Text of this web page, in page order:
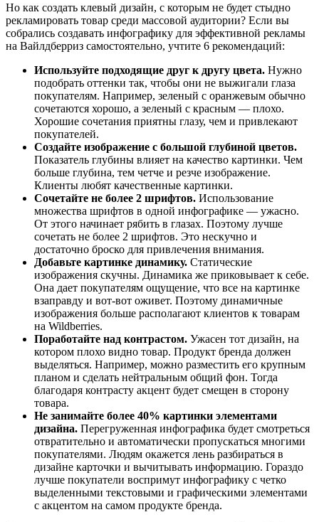
Но как создать клевый дизайн, с которым не будет стыдно
рекламировать товар среди массовой аудитории? Если вы
собрались создавать инфографику для эффективной рекламы
на Вайлдберриз самостоятельно, учтите 6 рекомендаций:
Используйте подходящие друг к другу цвета. Нужно
подобрать оттенки так, чтобы они не выжигали глаза
покупателям. Например, зеленый с оранжевым обычно
сочетаются хорошо, а зеленый с красным — плохо.
Хорошие сочетания приятны глазу, чем и привлекают
покупателей.
Создайте изображение с большой глубиной цветов.
Показатель глубины влияет на качество картинки. Чем
больше глубина, тем четче и резче изображение.
Клиенты любят качественные картинки.
Сочетайте не более 2 шрифтов. Использование
множества шрифтов в одной инфографике — ужасно.
От этого начинает рябить в глазах. Поэтому лучше
сочетать не более 2 шрифтов. Это нескучно и
достаточно броско для привлечения внимания.
Добавьте картинке динамику. Статические
изображения скучны. Динамика же приковывает к себе.
Она дает покупателям ощущение, что все на картинке
взаправду и вот-вот оживет. Поэтому динамичные
изображения больше располагают клиентов к товарам
на Wildberries.
Поработайте над контрастом. Ужасен тот дизайн, на
котором плохо видно товар. Продукт бренда должен
выделяться. Например, можно разместить его крупным
планом и сделать нейтральным общий фон. Тогда
благодаря контрасту акцент будет смещен в сторону
товара.
Не занимайте более 40% картинки элементами
дизайна. Перегруженная инфографика будет смотреться
отвратительно и автоматически пропускаться многими
покупателями. Людям окажется лень разбираться в
дизайне карточки и вычитывать информацию. Гораздо
лучше покупатели воспримут инфографику с четко
выделенными текстовыми и графическими элементами
с акцентом на самом продукте бренда.